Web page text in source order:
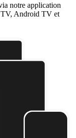
notre application
TV, Android TV et